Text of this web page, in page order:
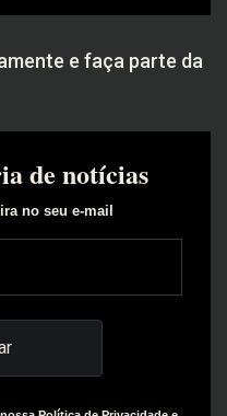
e faça parte da
de notícias
no seu e-mail